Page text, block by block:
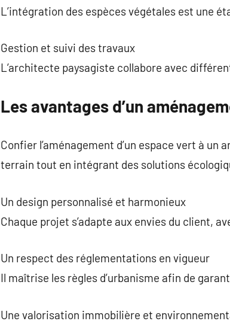
L’intégration des espèces végétales est une
Gestion et suivi des travaux
L’architecte paysagiste collabore avec
Les avantages d’un
Confier l’aménagement d’un espace vert à
terrain tout en intégrant des solutions
Un design personnalisé et harmonieux
Chaque projet s’adapte aux envies du client,
Un respect des réglementations en vigueur
Il maîtrise les règles d’urbanisme afin de
Une valorisation immobilière et